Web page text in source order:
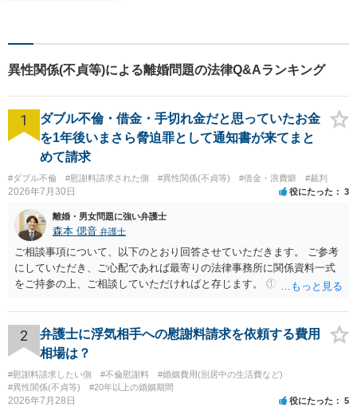
可】【女性弁護士在籍】
異性関係(不貞等)による離婚問題の法律Q&Aランキング
1
ダブル不倫・借金・手切れ金だと思っていたお金
を1年後いまさら脅迫罪として通知書が来てまと
めて請求
#ダブル不倫 #慰謝料請求された側 #異性関係(不貞等) #借金・浪費癖 #裁判
2026年7月30日 役にたった 3
離婚・男女問題に強い弁護士
森本 偲音 弁護士
ご相談事項について、以下のとおり回答させていただきます。 ご参考
にしていただき、ご心配であれば最寄りの法律事務所に関係資料一式
をご持参の上、ご相談していただければと存じます。 ① このLINEの
される可能性はあるのか ⇒LINEを含む１００万円の貸付に至るまでの
やり取り等の経緯、誓約書の内容等を踏まえて、関係を清算するため
の 金銭であったと評価される可能性はあると考えます。 ② 「今後一
切関与しないなら100万円振り込む」というLINEや誓約書は、裁判上
どの程度証拠価値があるのか ⇒前後のやり取りや誓約書の具体的内容
を見ない限り、具体的な判断はできませんが、一定の証拠価値はある
2
弁護士に浮気相手への慰謝料請求を依頼する費用
相場は？
#慰謝料請求したい側 #不倫慰謝料
#婚姻費用(別居中の生活費など)
#異性関係(不貞等)
#20年以上の婚姻期間
2026年7月28日 役にたった 5